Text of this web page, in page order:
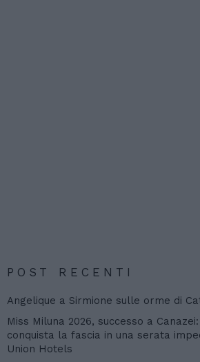
POST RECENTI
Angelique a Sirmione sulle orme di
Miss Miluna 2026, successo a
conquista la fascia in una serata
Union Hotels